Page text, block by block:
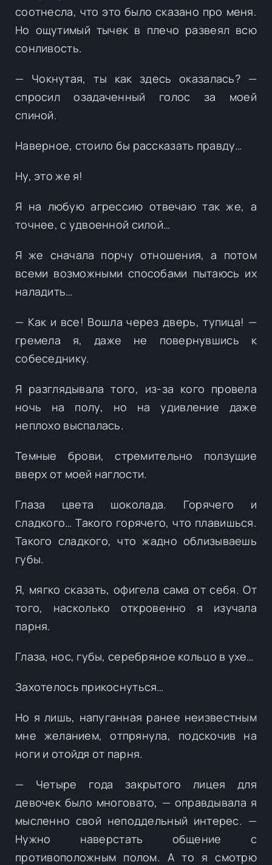
соотнесла, что это было сказано про меня.
Но ощутимый тычек в плечо развеял всю
сонливость.
— Чокнутая, ты как здесь оказалась? —
спросил озадаченный голос за моей
спиной.
Наверное, стоило бы рассказать правду…
Ну, это же я!
Я на любую агрессию отвечаю так же, а
точнее, с удвоенной силой…
Я же сначала порчу отношения, а потом
всеми возможными способами пытаюсь их
наладить…
— Как и все! Вошла через дверь, тупица! —
гремела я, даже не повернувшись к
собеседнику.
Я разглядывала того, из-за кого провела
ночь на полу, но на удивление даже
неплохо выспалась.
Темные брови, стремительно ползущие
вверх от моей наглости.
Глаза цвета шоколада. Горячего и
сладкого… Такого горячего, что плавишься.
Такого сладкого, что жадно облизываешь
губы.
Я, мягко сказать, офигела сама от себя. От
того, насколько откровенно я изучала
парня.
Глаза, нос, губы, серебряное кольцо в ухе…
Захотелось прикоснуться…
Но я лишь, напуганная ранее неизвестным
мне желанием, отпрянула, подскочив на
ноги и отойдя от парня.
— Четыре года закрытого лицея для
девочек было многовато, — оправдывала я
мысленно свой неподдельный интерес. —
Нужно наверстать общение с
противоположным полом. А то я смотрю